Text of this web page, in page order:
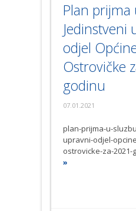
Plan prijma
Jedinstveni
odjel
Ostrovičke
godinu
07.01.2021
plan-prijma-u-
upravni-odjel-
ostrovicke-za-2021-
»